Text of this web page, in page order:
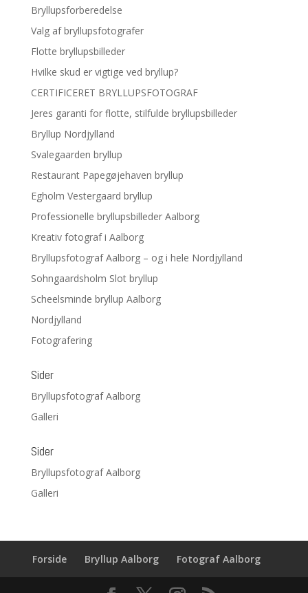
Bryllupsforberedelse
Valg af bryllupsfotografer
Flotte bryllupsbilleder
Hvilke skud er vigtige ved bryllup?
CERTIFICERET BRYLLUPSFOTOGRAF
Jeres garanti for flotte, stilfulde bryllupsbilleder
Bryllup Nordjylland
Svalegaarden bryllup
Restaurant Papegøjehaven bryllup
Egholm Vestergaard bryllup
Professionelle bryllupsbilleder Aalborg
Kreativ fotograf i Aalborg
Bryllupsfotograf Aalborg – og i hele Nordjylland
Sohngaardsholm Slot bryllup
Scheelsminde bryllup Aalborg
Nordjylland
Fotografering
Sider
Bryllupsfotograf Aalborg
Galleri
Sider
Bryllupsfotograf Aalborg
Galleri
Forside Bryllup Aalborg Fotograf Aalborg